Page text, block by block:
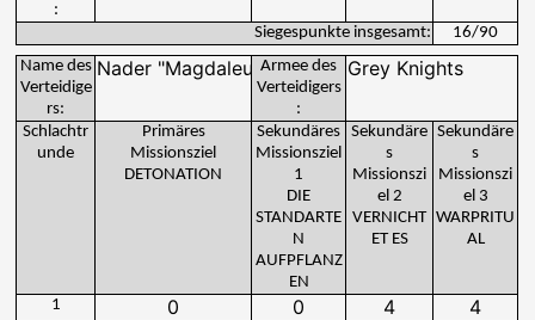
:
Siegespunkte insgesamt: 16/90
Name des
Verteidige
rs:
Armee des
Verteidigers
:
Schlachtr
unde
Primäres
Missionsziel
DETONATION
Sekundäres
Missionsziel
1
DIE
STANDARTE
N
AUFPFLANZ
EN
Sekundäre
s
Missionszi
el 2
VERNICHT
ET ES
Sekundäre
s
Missionszi
el 3
WARPRITU
AL
1